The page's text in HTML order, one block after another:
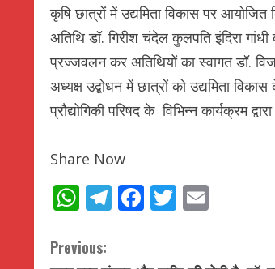
कृषि छात्रों में उद्यमिता विकास पर
अतिथि डॉ. गिरीश चंदेल कुलपति इंदिरा
प्रज्जवलन कर अतिथियों का स्वागत डॉ.
अध्यक्ष उद्बोधन में छात्रों को उद्यमिता
प्रौद्योगिकी परिषद के विभिन्न कार्यक्रम
Share Now
WhatsApp
Telegram
Facebook
Twitter
C
Previous: